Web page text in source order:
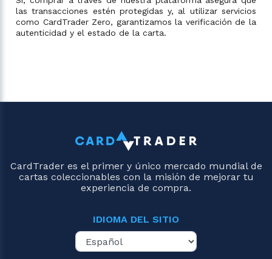
las transacciones estén protegidas y, al utilizar servicios
como CardTrader Zero, garantizamos la verificación de la
autenticidad y el estado de la carta.
CardTrader es el primer y único mercado mundial de
cartas coleccionables con la misión de mejorar tu
experiencia de compra.
IDIOMA DEL SITIO